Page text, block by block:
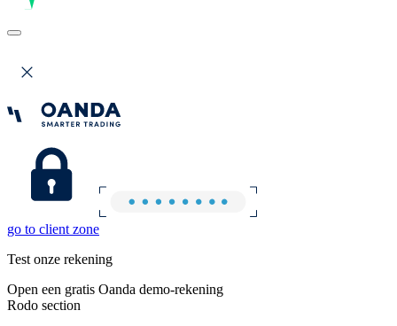
go to client zone
Test onze rekening
Open een gratis Oanda demo-rekening
Rodo section